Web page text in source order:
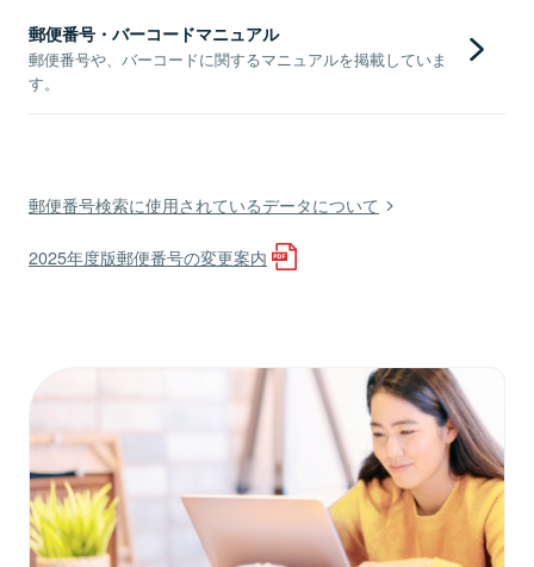
郵便番号・バーコードマニュアル
郵便番号や、バーコードに関するマニュアルを掲載していま
す。
郵便番号検索に使用されているデータについて
2025年度版郵便番号の変更案内